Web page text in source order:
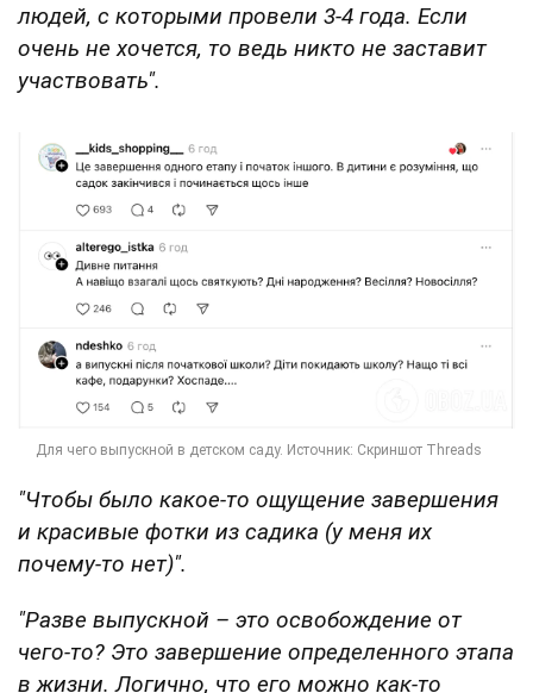
людей, с которыми провели 3-4 года. Если
очень не хочется, то ведь никто не заставит
участвовать".
"Чтобы было какое-то ощущение завершения
и красивые фотки из садика (у меня их
почему-то нет)".
"Разве выпускной – это освобождение от
чего-то? Это завершение определенного этапа
в жизни. Логично, что его можно как-то